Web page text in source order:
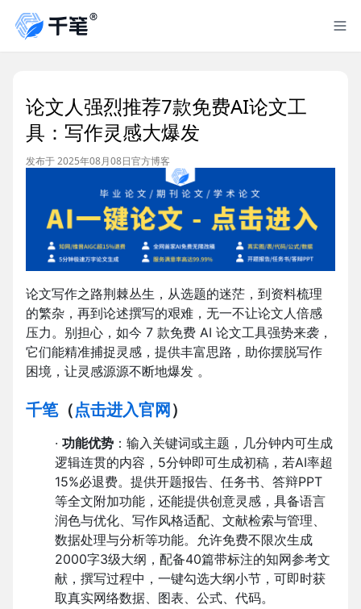
论文人强烈推荐7款免费AI论文工
具：写作灵感大爆发
发布于 2025年08月08日官方博客
论文写作之路荆棘丛生，从选题的迷茫，到资料梳理
的繁杂，再到论述撰写的艰难，无一不让论文人倍感
压力。别担心，如今 7 款免费 AI 论文工具强势来袭，
它们能精准捕捉灵感，提供丰富思路，助你摆脱写作
困境，让灵感源源不断地爆发 。
千笔（点击进入官网 ）
· 功能优势 ：输入关键词或主题，几分钟内可生成
逻辑连贯的内容，5分钟即可生成初稿，若AI率超
15%必退费。提供开题报告、任务书、答辩PPT
等全文附加功能，还能提供创意灵感，具备语言
润色与优化、写作风格适配、文献检索与管理、
数据处理与分析等功能。允许免费不限次生成
2000字3级大纲，配备40篇带标注的知网参考文
献，撰写过程中，一键勾选大纲小节，可即时获
取真实网络数据、图表、公式、代码。